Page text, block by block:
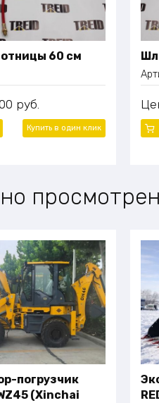
60 см
руб.
Купить в один клик
погрузчик
(Xinchai